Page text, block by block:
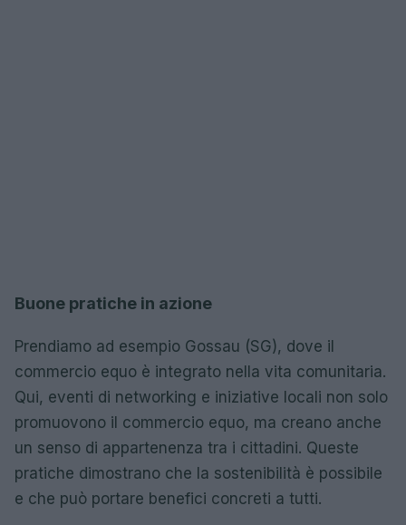
Buone pratiche in azione
Prendiamo ad esempio Gossau (SG), dove il
commercio equo è integrato nella vita comunitaria.
Qui, eventi di networking e iniziative locali non solo
promuovono il commercio equo, ma creano anche
un senso di appartenenza tra i cittadini. Queste
pratiche dimostrano che la sostenibilità è possibile
e che può portare benefici concreti a tutti.